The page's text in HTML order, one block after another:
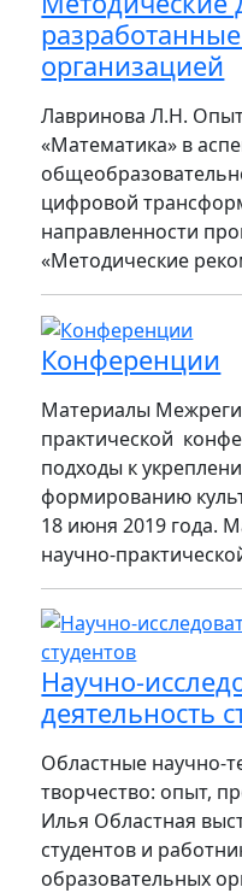
организацией
Лавринова Л.Н.
«Математика» в
цифровой
направленности
«Методические
Конференции
Материалы
практической
подходы к
формированию
18 июня 2019 года.
научно-
Научно-
деятельность
Областные научно-
творчество: опыт,
Илья Областная
студентов и
образовательных